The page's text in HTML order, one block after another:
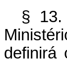
§ 13.
definirá